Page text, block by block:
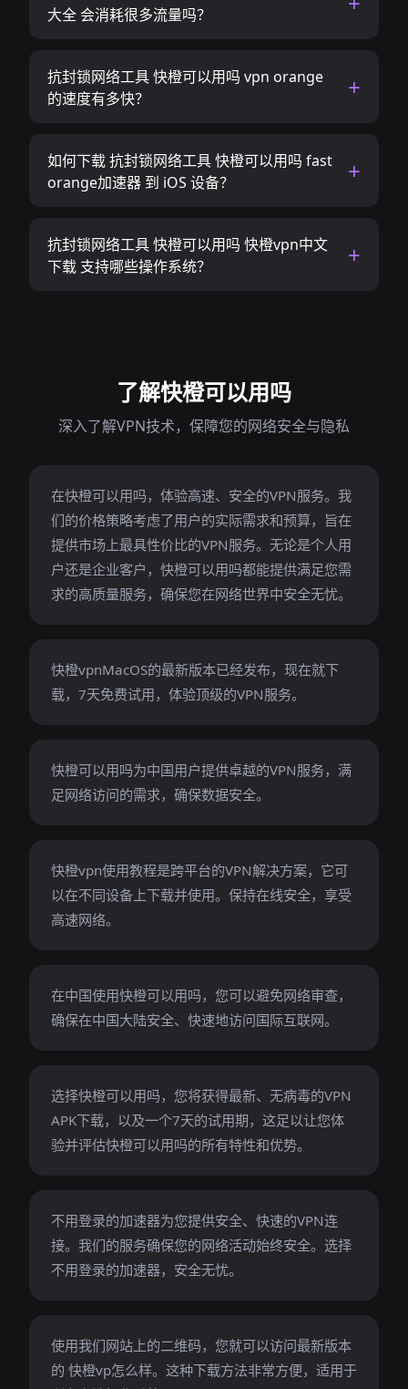
大全 会消耗很多流量吗？
抗封锁网络工具 快橙可以用吗 vpn orange
的速度有多快？
如何下载 抗封锁网络工具 快橙可以用吗 fast
orange加速器 到 iOS 设备？
抗封锁网络工具 快橙可以用吗 快橙vpn中文
下载 支持哪些操作系统？
了解快橙可以用吗
深入了解VPN技术，保障您的网络安全与隐私
在快橙可以用吗，体验高速、安全的VPN服务。我
们的价格策略考虑了用户的实际需求和预算，旨在
提供市场上最具性价比的VPN服务。无论是个人用
户还是企业客户，快橙可以用吗都能提供满足您需
求的高质量服务，确保您在网络世界中安全无忧。
快橙vpnMacOS的最新版本已经发布，现在就下
载，7天免费试用，体验顶级的VPN服务。
快橙可以用吗为中国用户提供卓越的VPN服务，满
足网络访问的需求，确保数据安全。
快橙vpn使用教程是跨平台的VPN解决方案，它可
以在不同设备上下载并使用。保持在线安全，享受
高速网络。
在中国使用快橙可以用吗，您可以避免网络审查，
确保在中国大陆安全、快速地访问国际互联网。
选择快橙可以用吗，您将获得最新、无病毒的VPN
APK下载，以及一个7天的试用期，这足以让您体
验并评估快橙可以用吗的所有特性和优势。
不用登录的加速器为您提供安全、快速的VPN连
接。我们的服务确保您的网络活动始终安全。选择
不用登录的加速器，安全无忧。
使用我们网站上的二维码，您就可以访问最新版本
的 快橙vp怎么样。这种下载方法非常方便，适用于